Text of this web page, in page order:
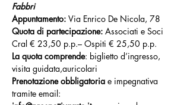
Fabbri
Appuntamento: Via Enrico De Nicola, 78
Quota di partecipazione: Associati e Soci
Cral € 23,50 p.p.– Ospiti € 25,50 p.p.
La quota comprende: biglietto d’ingresso,
visita guidata,auricolari
Prenotazione obbligatoria e impegnativa
tramite email: